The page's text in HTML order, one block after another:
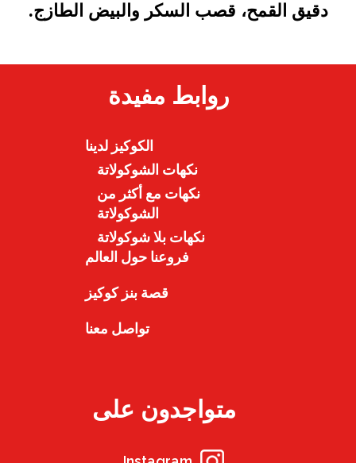
دقيق القمح، قصب السكر والبيض الطازج.
روابط مفيدة
الكوكيز لدينا
نكهات الشوكولاتة
نكهات مع أكثر من
الشوكولاتة
نكهات بلا شوكولاتة
فروعنا حول العالم
قصة بنز كوكيز
تواصل معنا
متواجدون على